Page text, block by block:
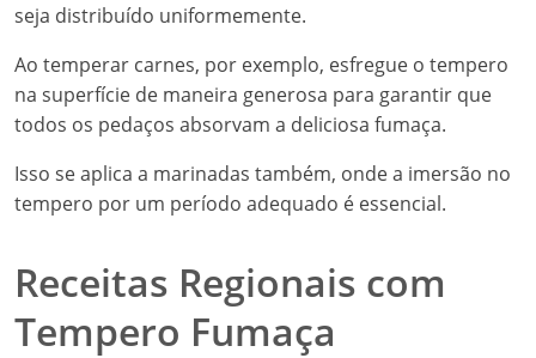
seja distribuído uniformemente.
Ao temperar carnes, por exemplo, esfregue o tempero
na superfície de maneira generosa para garantir que
todos os pedaços absorvam a deliciosa fumaça.
Isso se aplica a marinadas também, onde a imersão no
tempero por um período adequado é essencial.
Receitas Regionais com
Tempero Fumaça